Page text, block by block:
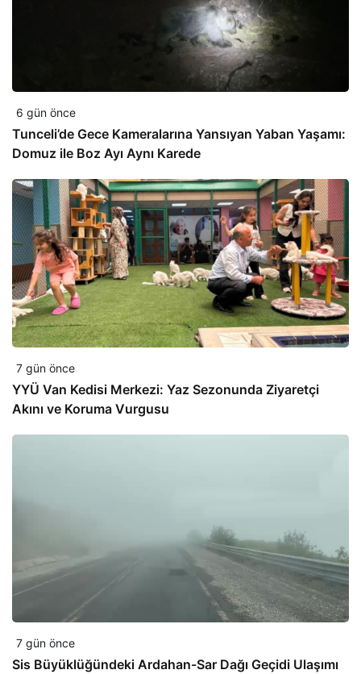
6 gün önce
Tunceli’de Gece Kameralarına Yansıyan Yaban Yaşamı:
Domuz ile Boz Ayı Aynı Karede
7 gün önce
YYÜ Van Kedisi Merkezi: Yaz Sezonunda Ziyaretçi
Akını ve Koruma Vurgusu
7 gün önce
Sis Büyüklüğündeki Ardahan-Sar Dağı Geçidi Ulaşımı